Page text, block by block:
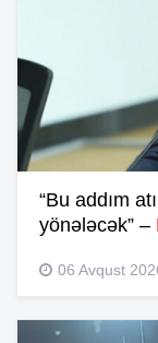
“Bu addım
yönələcək” –
06 Avqust